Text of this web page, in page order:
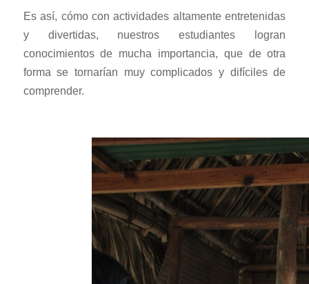
Es así, cómo con actividades altamente entretenidas
y divertidas, nuestros estudiantes logran
conocimientos de mucha importancia, que de otra
forma se tornarían muy complicados y difíciles de
comprender.